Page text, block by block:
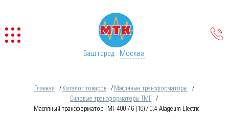
Ваш город: Москва
Главная Каталог товаров
Масляные трансформаторы
Силовые трансформаторы ТМГ
Масляный трансформатор ТМГ-400 / 6 (10) / 0,4 Alageum Electric